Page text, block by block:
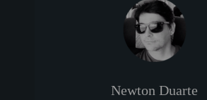
Newton Duarte